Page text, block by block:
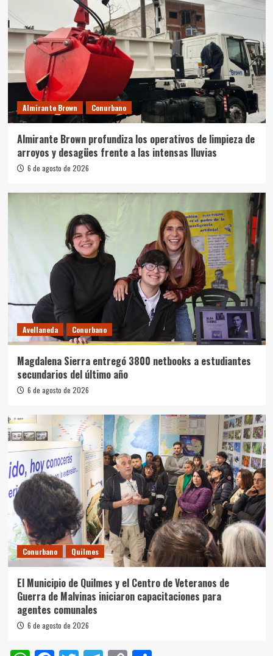
Almirante Brown Conurbano
Almirante Brown profundiza los operativos de limpieza de
arroyos y desagües frente a las intensas lluvias
6 de agosto de 2026
Avellaneda Conurbano
Magdalena Sierra entregó 3800 netbooks a estudiantes
secundarios del último año
6 de agosto de 2026
Conurbano Quilmes
El Municipio de Quilmes y el Centro de Veteranos de
Guerra de Malvinas iniciaron capacitaciones para
agentes comunales
6 de agosto de 2026